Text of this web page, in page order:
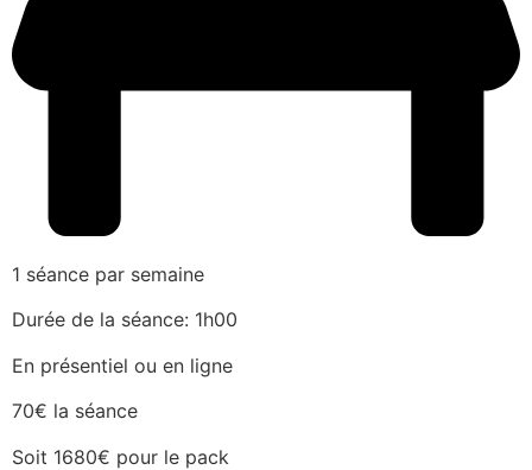
1 séance par semaine
Durée de la séance: 1h00
En présentiel ou en ligne
70€ la séance
Soit 1680€ pour le pack